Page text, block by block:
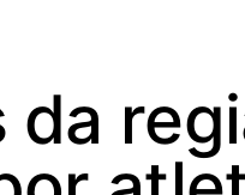
da